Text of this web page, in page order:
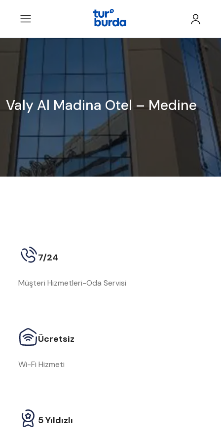
Valy Al Madina Otel – Medine
7/24
Müşteri Hizmetleri-Oda Servisi
Ücretsiz
Wi-Fi Hizmeti
5 Yıldızlı